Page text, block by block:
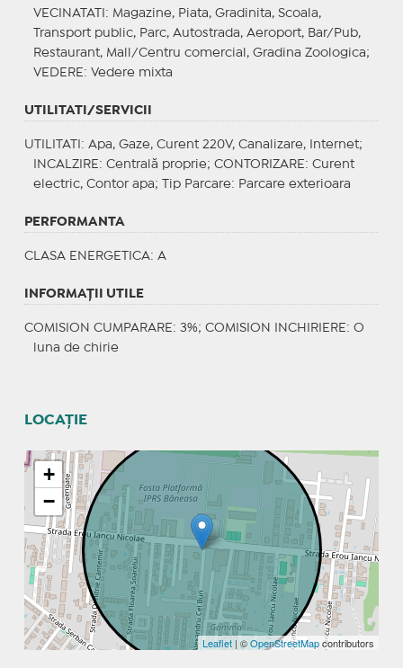
VECINATATI : Magazine, Piata, Gradinita, Scoala,
Transport public, Parc, Autostrada, Aeroport, Bar/Pub,
Restaurant, Mall/Centru comercial, Gradina Zoologica;
VEDERE : Vedere mixta
UTILITATI/SERVICII
UTILITATI : Apa, Gaze, Curent 220V, Canalizare, Internet;
INCALZIRE : Centrală proprie; CONTORIZARE : Curent
electric, Contor apa;
Tip Parcare: Parcare exterioara
PERFORMANTA
CLASA ENERGETICA: A
INFORMAŢII UTILE
COMISION CUMPARARE: 3%; COMISION INCHIRIERE: O
luna de chirie
LOCAȚIE
+
−
Leaflet | ©OpenStreetMapcontributors